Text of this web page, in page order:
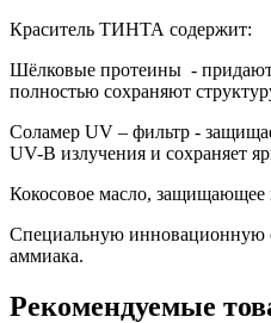
Краситель ТИНТА содержит:
Шёлковые протеины - придают
полностью сохраняют
Соламер UV – фильтр -
UV-B излучения и сохраняет
Кокосовое масло,
Специальную инновационную
аммиака.
Рекомендуемые